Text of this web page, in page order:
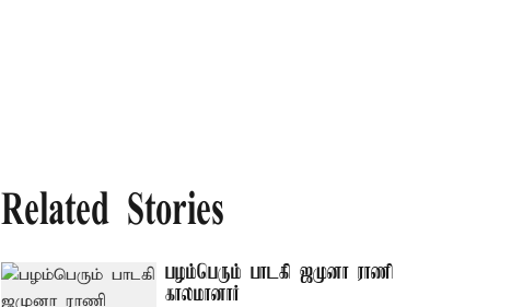
Related Stories
பழம்பெரும் பாடகி ஜமுனா ராணி
காலமானார்